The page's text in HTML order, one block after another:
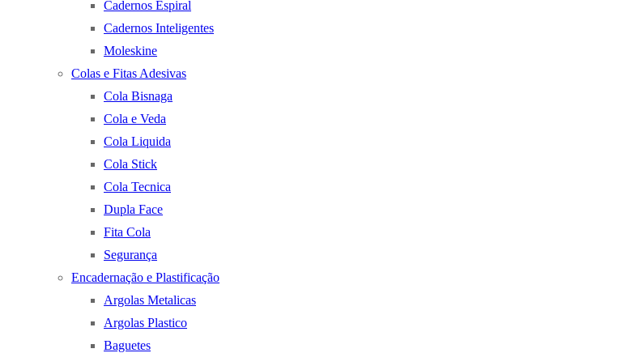
Cadernos Espiral
Cadernos Inteligentes
Moleskine
Colas e Fitas Adesivas
Cola Bisnaga
Cola e Veda
Cola Liquida
Cola Stick
Cola Tecnica
Dupla Face
Fita Cola
Segurança
Encadernação e Plastificação
Argolas Metalicas
Argolas Plastico
Baguetes